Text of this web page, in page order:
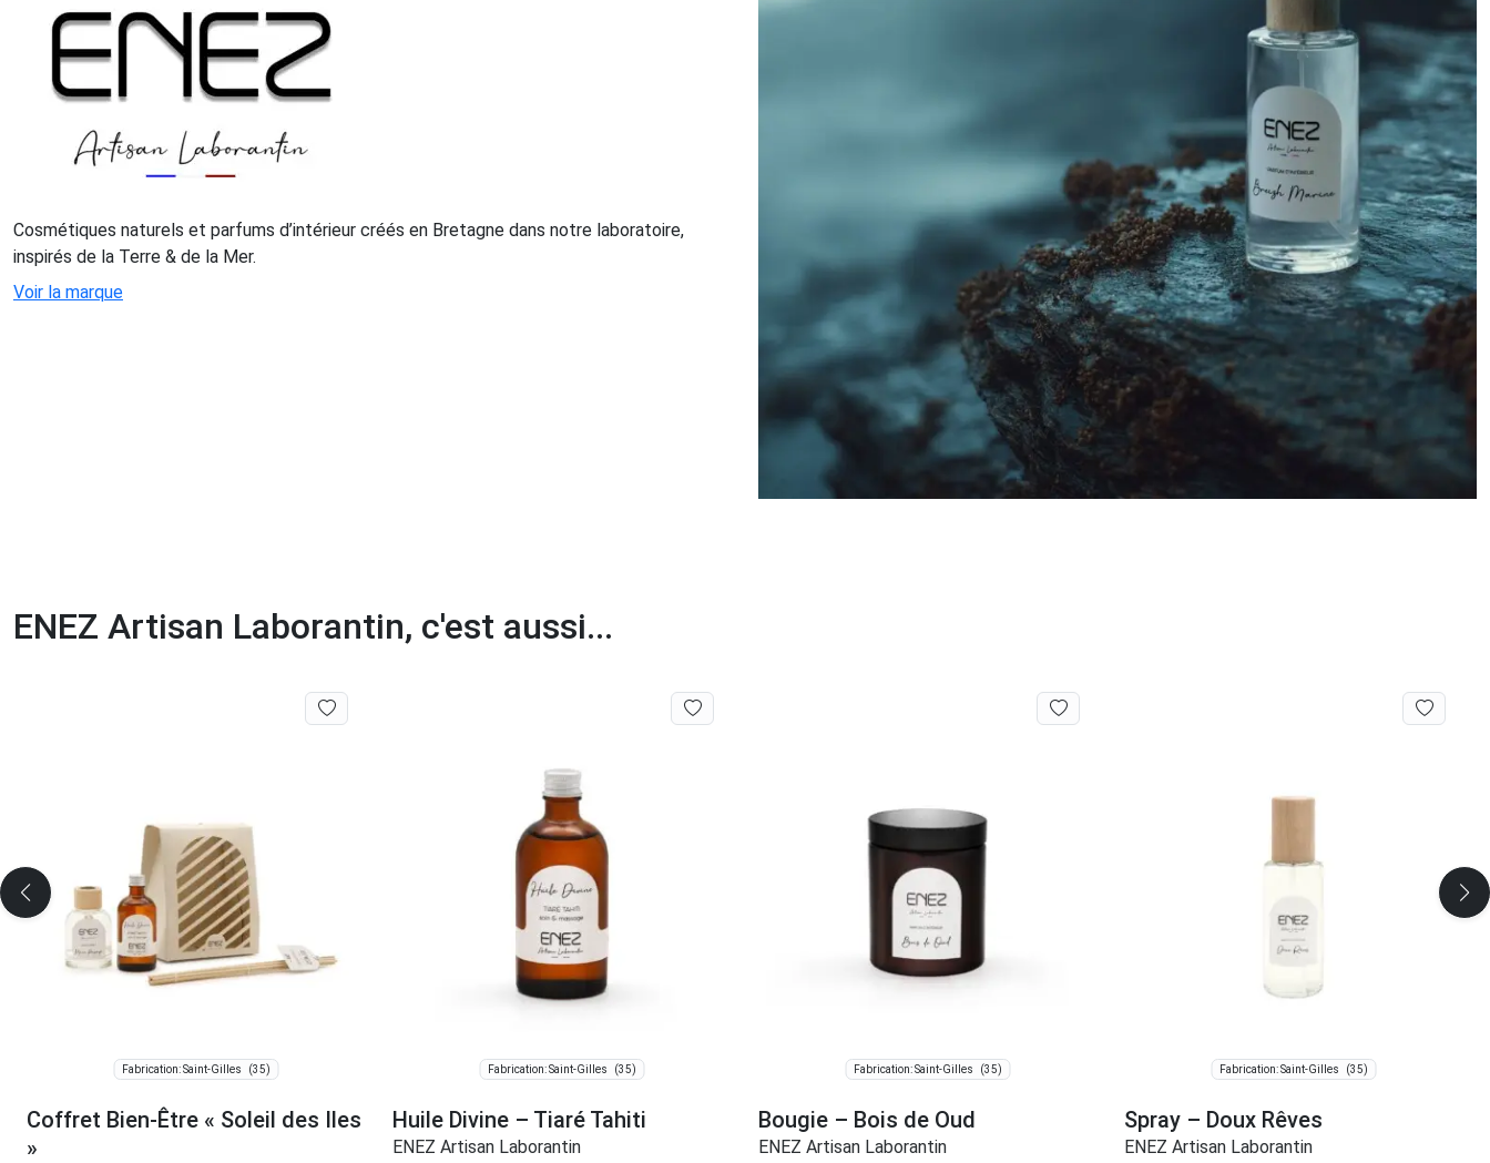
Cosmétiques naturels et parfums d’intérieur créés en Bretagne dans notre laboratoire,
inspirés de la Terre & de la Mer.
Voir la marque
ENEZ Artisan Laborantin, c'est aussi...
Fabrication: Saint-Gilles (35)
Coffret Bien-Être « Soleil des Iles
»
Fabrication: Saint-Gilles (35)
Huile Divine – Tiaré Tahiti
ENEZ Artisan Laborantin
Fabrication: Saint-Gilles (35)
Bougie – Bois de Oud
ENEZ Artisan Laborantin
Fabrication: Saint-Gilles (35)
Spray – Doux Rêves
ENEZ Artisan Laborantin